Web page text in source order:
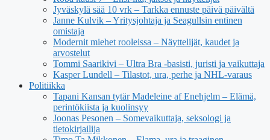
Jyväskylä sää 10 vrk – Tarkka ennuste päivä päivältä
Janne Kulvik – Yritysjohtaja ja Seagullsin entinen
omistaja
Modernit miehet rooleissa – Näyttelijät, kaudet ja
arvostelut
Tommi Saarikivi – Ultra Bra -basisti, juristi ja vaikuttaja
Kasper Lundell – Tilastot, ura, perhe ja NHL-varaus
Politiikka
Tapani Kansan tytär Madeleine af Enehjelm – Elämä,
perintökiista ja kuolinsyy
Joonas Pesonen – Somevaikuttaja, seksologi ja
tietokirjailija